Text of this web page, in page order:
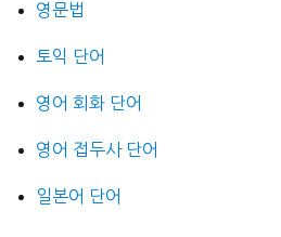
영문법
토익 단어
영어 회화 단어
영어 접두사 단어
일본어 단어